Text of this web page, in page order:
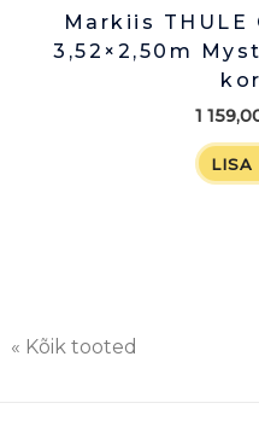
Markiis THULE
3,52×2,50m
1
LISA
« Kõik tooted